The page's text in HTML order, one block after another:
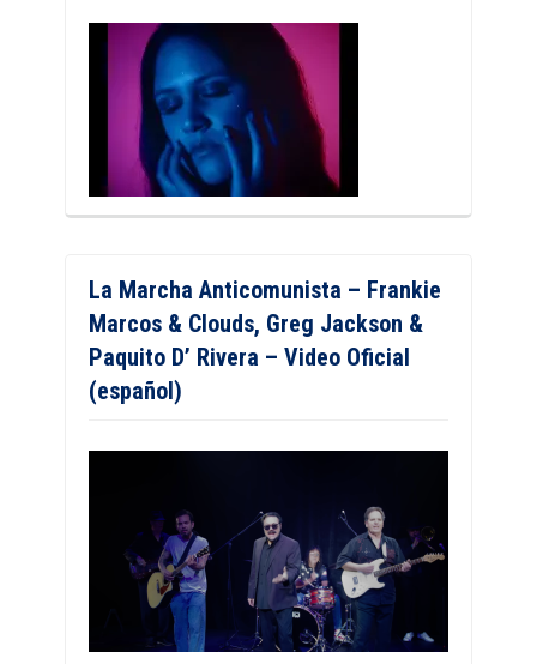
La Marcha Anticomunista – Frankie
Marcos & Clouds, Greg Jackson &
Paquito D’ Rivera – Video Oficial
(español)